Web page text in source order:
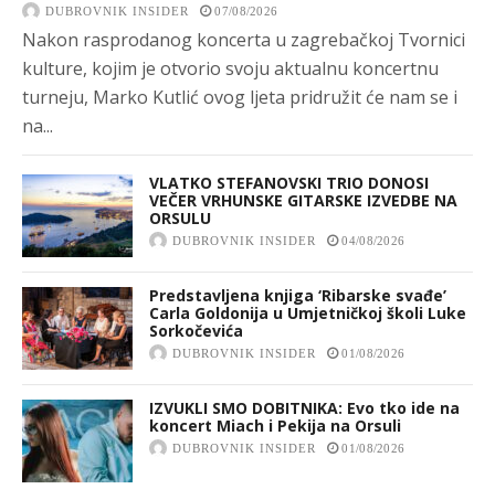
DUBROVNIK INSIDER 07/08/2026
Nakon rasprodanog koncerta u zagrebačkoj Tvornici
kulture, kojim je otvorio svoju aktualnu koncertnu
turneju, Marko Kutlić ovog ljeta pridružit će nam se i
na...
VLATKO STEFANOVSKI TRIO DONOSI
VEČER VRHUNSKE GITARSKE IZVEDBE NA
ORSULU
DUBROVNIK INSIDER 04/08/2026
Predstavljena knjiga ‘Ribarske svađe’
Carla Goldonija u Umjetničkoj školi Luke
Sorkočevića
DUBROVNIK INSIDER 01/08/2026
IZVUKLI SMO DOBITNIKA: Evo tko ide na
koncert Miach i Pekija na Orsuli
DUBROVNIK INSIDER 01/08/2026